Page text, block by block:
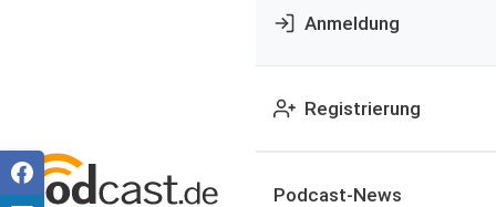
Anmeldung
Registrierung
Podcast-News